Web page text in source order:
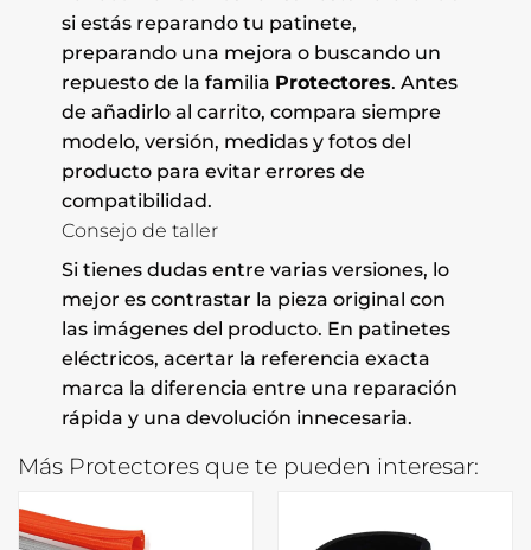
si estás reparando tu patinete,
preparando una mejora o buscando un
repuesto de la familia Protectores. Antes
de añadirlo al carrito, compara siempre
modelo, versión, medidas y fotos del
producto para evitar errores de
compatibilidad.
Consejo de taller
Si tienes dudas entre varias versiones, lo
mejor es contrastar la pieza original con
las imágenes del producto. En patinetes
eléctricos, acertar la referencia exacta
marca la diferencia entre una reparación
rápida y una devolución innecesaria.
Más Protectores que te pueden interesar: